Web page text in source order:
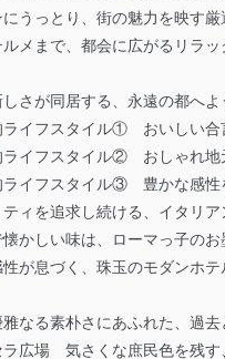
うっとり、街の魅力を映す厳
メまで、都会に広がるリラッ
さが同居する、永遠の都へよ
イフスタイル① おいしい合言
イフスタイル② おしゃれ地
イフスタイル③ 豊かな感性
ィを追求し続ける、イタリア
かしい味は、ローマっ子のお
が息づく、珠玉のモダンホテ
なる素朴さにあふれた、過去
広場 気さくな庶民色を残す